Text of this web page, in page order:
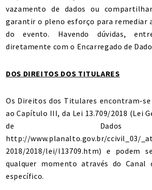
vazamento de dados ou
garantir o pleno esforço para remediar
do evento. Havendo dúvidas,
diretamente com o Encarregado de
DOS DIREITOS DOS TITULARES
Os Direitos dos Titulares encontram-
ao Capítulo III, da Lei 13.709/2018 (Lei
de
http://www.planalto.gov.br/ccivil_03/
2018/2018/lei/l13709.htm) e podem
qualquer momento através do Canal
específico.